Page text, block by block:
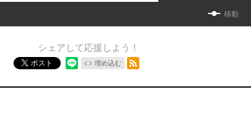
移動
シェアして応援しよう！
ポスト 埋め込む